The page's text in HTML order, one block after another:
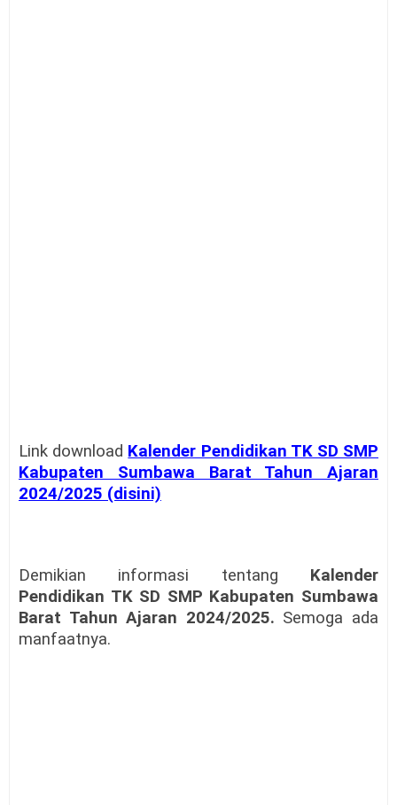
Link download Kalender Pendidikan TK SD SMP
Kabupaten Sumbawa Barat Tahun Ajaran
2024/2025 (disini)
Demikian informasi tentang Kalender
Pendidikan TK SD SMP Kabupaten Sumbawa
Barat Tahun Ajaran 2024/2025. Semoga ada
manfaatnya.